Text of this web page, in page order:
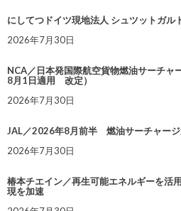
にしてつドイツ現地法人 シュツットガル
2026年7月30日
NCA／日本発国際航空貨物燃油サーチャ
8月1日適用 改定）
2026年7月30日
JAL／2026年8月前半 燃油サーチャージ
2026年7月30日
椿本チエイン／再生可能エネルギーを活
現を加速